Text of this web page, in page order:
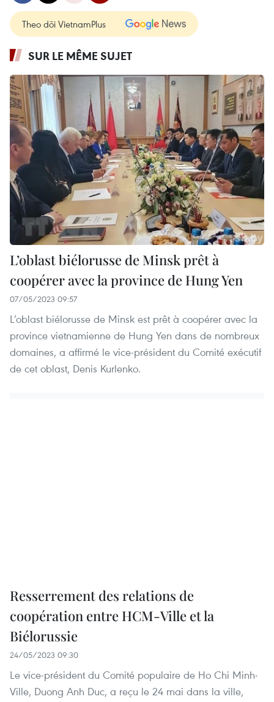
Theo dõi VietnamPlus
SUR LE MÊME SUJET
L’oblast biélorusse de Minsk prêt à
coopérer avec la province de Hung Yen
07/05/2023 09:57
L’oblast biélorusse de Minsk est prêt à coopérer avec la
province vietnamienne de Hung Yen dans de nombreux
domaines, a affirmé le vice-président du Comité exécutif
de cet oblast, Denis Kurlenko.
Resserrement des relations de
coopération entre HCM-Ville et la
Biélorussie
24/05/2023 09:30
Le vice-président du Comité populaire de Ho Chi Minh-
Ville, Duong Anh Duc, a reçu le 24 mai dans la ville,